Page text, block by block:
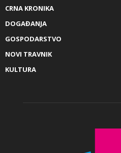
CRNA KRONIKA
DOGAĐANJA
GOSPODARSTVO
NOVI TRAVNIK
KULTURA